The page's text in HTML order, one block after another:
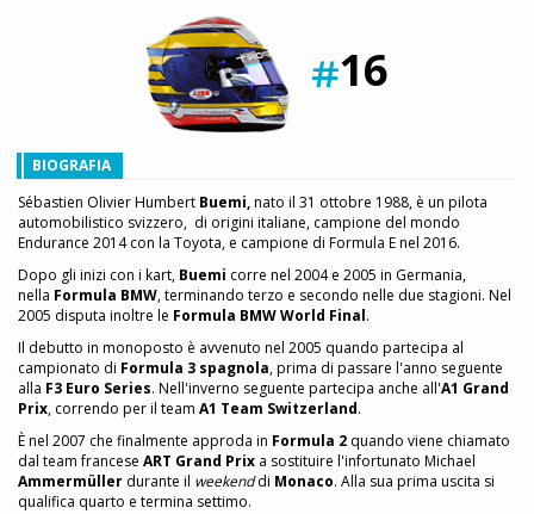
16
BIOGRAFIA
Sébastien Olivier Humbert Buemi,nato il 31 ottobre 1988, è un pilota
automobilistico svizzero, di origini italiane, campione del mondo
Endurance 2014 con la Toyota, e campione di Formula E nel 2016.
Dopo gli inizi con i kart, Buemi corre nel 2004 e 2005 in Germania,
nella Formula BMW, terminando terzo e secondo nelle due stagioni. Nel
2005 disputa inoltre le Formula BMW World Final.
Il debutto in monoposto è avvenuto nel 2005 quando partecipa al
campionato di Formula 3 spagnola, prima di passare l'anno seguente
alla F3 Euro Series. Nell'inverno seguente partecipa anche all'A1 Grand
Prix, correndo per il team A1 Team Switzerland.
È nel 2007 che finalmente approda in Formula 2 quando viene chiamato
dal team francese ART Grand Prix a sostituire l'infortunato Michael
Ammermüller durante il weekenddi Monaco. Alla sua prima uscita si
qualifica quarto e termina settimo.